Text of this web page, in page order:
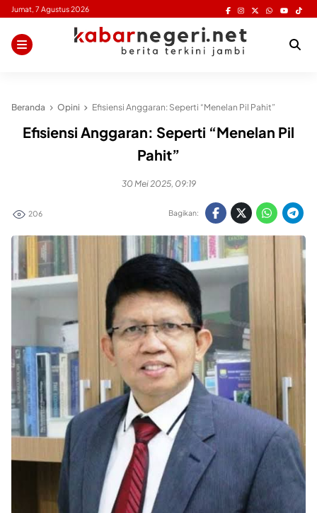
Skip
content
Jumat, 7 Agustus 2026
Beranda Opini Efisiensi Anggaran: Seperti “Menelan Pil Pahit”
Efisiensi Anggaran: Seperti “Menelan Pil
Pahit”
30 Mei 2025, 09:19
206 Bagikan: